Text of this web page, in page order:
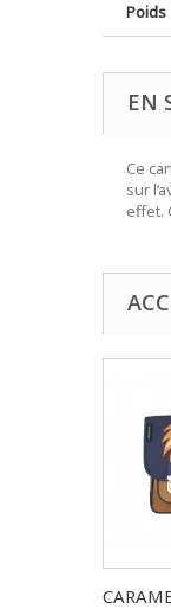
Poids
EN
Ce
sur
effet.